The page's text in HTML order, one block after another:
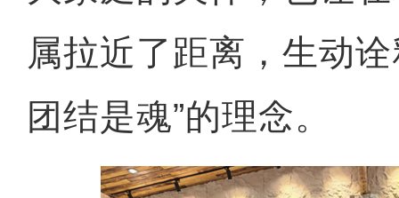
属拉近了距离，生动
团结是魂”的理念。